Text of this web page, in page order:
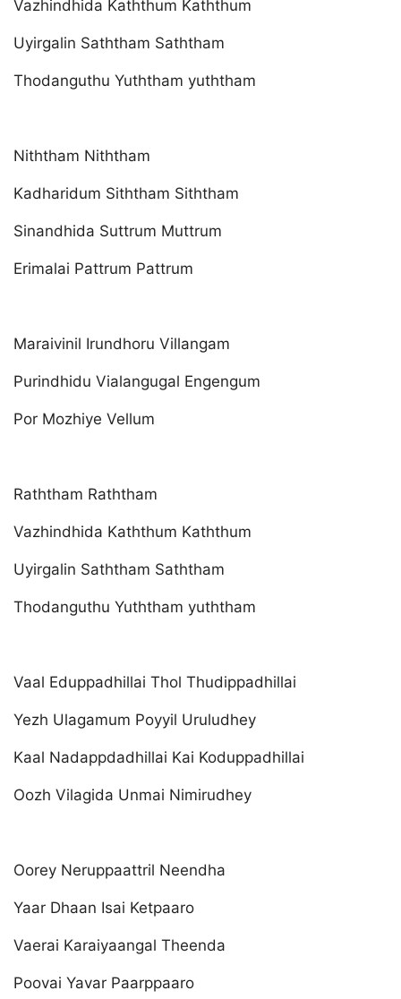
Vazhindhida Kaththum Kaththum
Uyirgalin Saththam Saththam
Thodanguthu Yuththam yuththam
Niththam Niththam
Kadharidum Siththam Siththam
Sinandhida Suttrum Muttrum
Erimalai Pattrum Pattrum
Maraivinil Irundhoru Villangam
Purindhidu Vialangugal Engengum
Por Mozhiye Vellum
Raththam Raththam
Vazhindhida Kaththum Kaththum
Uyirgalin Saththam Saththam
Thodanguthu Yuththam yuththam
Vaal Eduppadhillai Thol Thudippadhillai
Yezh Ulagamum Poyyil Uruludhey
Kaal Nadappdadhillai Kai Koduppadhillai
Oozh Vilagida Unmai Nimirudhey
Oorey Neruppaattril Neendha
Yaar Dhaan Isai Ketpaaro
Vaerai Karaiyaangal Theenda
Poovai Yavar Paarppaaro